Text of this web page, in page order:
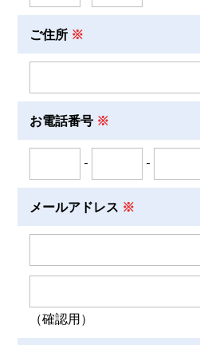
ご住所
お電話番号
- -
メールアドレス
（確認用）